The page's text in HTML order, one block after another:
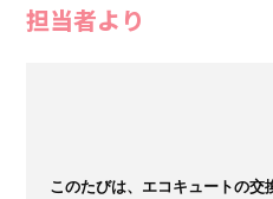
担当者より
このたびは、エコキュートの交